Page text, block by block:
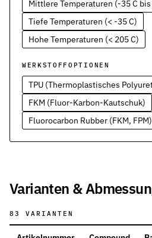
Mittlere Temperaturen (-35 C bis
Tiefe Temperaturen (< -35 C)
Hohe Temperaturen (< 205 C)
WERKSTOFFOPTIONEN
TPU (Thermoplastisches
FKM (Fluor-Karbon-Kautschuk)
Fluorocarbon Rubber (FKM, FPM)
Varianten &
83 VARIANTEN